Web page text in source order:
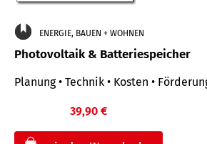
ENERGIE, BAUEN + WOHNEN
Photovoltaik & Batteriespeicher
Planung • Technik • Kosten •
39,90 €